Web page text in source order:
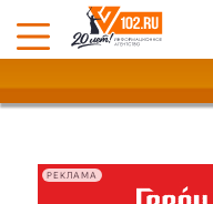
РЕКЛАМА